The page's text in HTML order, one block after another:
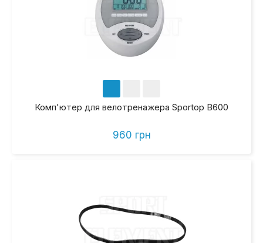
Комп'ютер для велотренажера Sportop B600
960 грн